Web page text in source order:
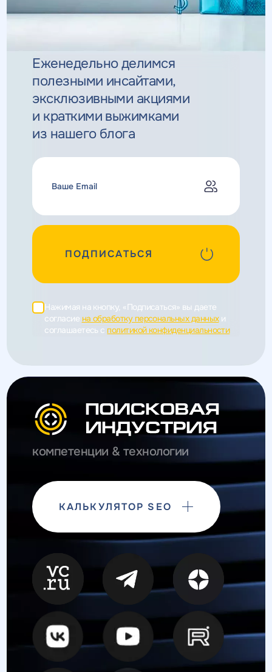
Еженедельно делимся
полезными инсайтами,
эксклюзивными акциями
и краткими выжимками
из нашего блога
ПОДПИСАТЬСЯ
Нажимая на кнопку, «Подписаться» вы даете
согласие на обработку персональных данныхи
соглашаетесь c политикой конфиденциальности
компетенции & технологии
КАЛЬКУЛЯТОР SEO